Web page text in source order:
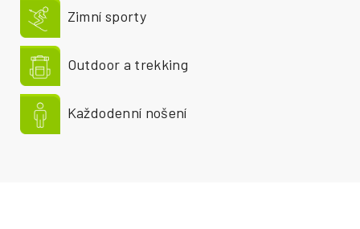
Zimní sporty
Outdoor a trekking
Každodenní nošení